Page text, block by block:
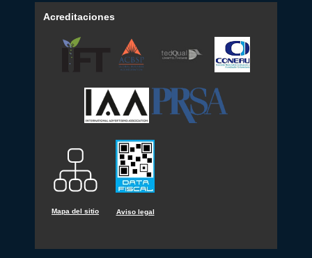
Acreditaciones
Mapa del sitio Aviso legal